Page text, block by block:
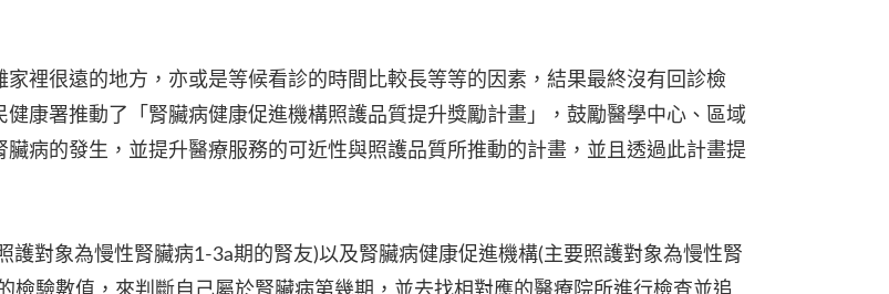
裡很遠的地方，亦或是等候看診的時間比較長等等的因素，結果最終沒有回診檢
康署推動了「腎臟病健康促進機構照護品質提升獎勵計畫」，鼓勵醫學中心、區域
病的發生，並提升醫療服務的可近性與照護品質所推動的計畫，並且透過此計畫提
護對象為慢性腎臟病1-3a期的腎友)以及腎臟病健康促進機構(主要照護對象為慢性腎